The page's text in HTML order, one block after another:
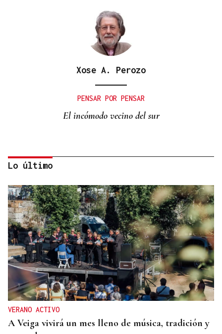
Xose A. Perozo
PENSAR POR PENSAR
El incómodo vecino del sur
Fernando Ramos
¿Quién miente: Marlaska o Margarita Robles?
Lo último
VERANO ACTIVO
A Veiga vivirá un mes lleno de música, tradición y